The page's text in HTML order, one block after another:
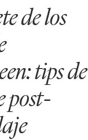
de los
tips de
post-